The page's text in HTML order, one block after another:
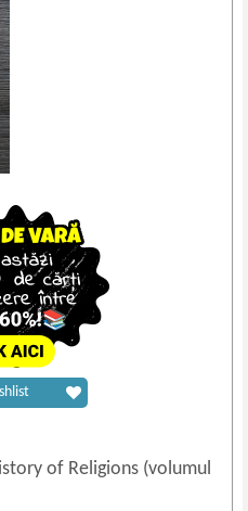
of Religions (volumul